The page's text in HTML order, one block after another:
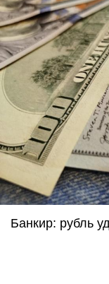
Банкир: рубль